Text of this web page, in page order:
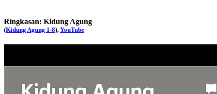
Ringkasan: Kidung Agung
(Kidung Agung 1-8), YouTube